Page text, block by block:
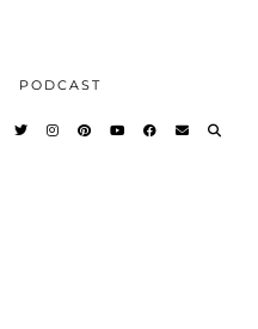
PODCAST